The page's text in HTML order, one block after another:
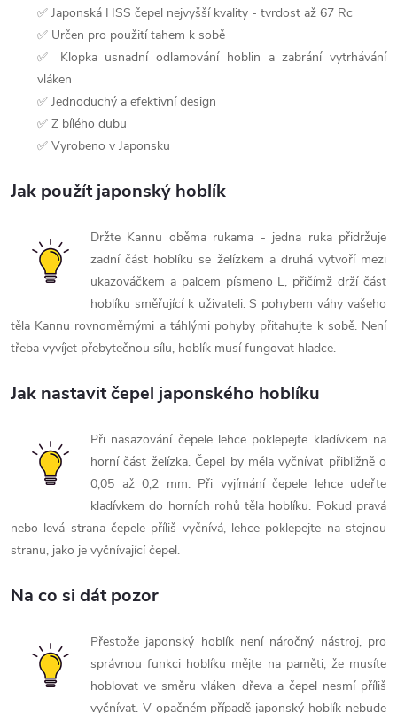
✅ Japonská HSS čepel nejvyšší kvality - tvrdost až 67 Rc
✅ Určen pro použití tahem k sobě
✅ Klopka usnadní odlamování hoblin a zabrání vytrhávání
vláken
✅ Jednoduchý a efektivní design
✅ Z bílého dubu
✅ Vyrobeno v Japonsku
Jak použít japonský hoblík
Držte Kannu oběma rukama - jedna ruka přidržuje
zadní část hoblíku se želízkem a druhá vytvoří mezi
ukazováčkem a palcem písmeno L, přičímž drží část
hoblíku směřující k uživateli. S pohybem váhy vašeho
těla Kannu rovnoměrnými a táhlými pohyby přitahujte k sobě. Není
třeba vyvíjet přebytečnou sílu, hoblík musí fungovat hladce.
Jak nastavit čepel japonského hoblíku
Při nasazování čepele lehce poklepejte kladívkem na
horní část želízka. Čepel by měla vyčnívat přibližně o
0,05 až 0,2 mm. Při vyjímání čepele lehce udeřte
kladívkem do horních rohů těla hoblíku. Pokud pravá
nebo levá strana čepele příliš vyčnívá, lehce poklepejte na stejnou
stranu, jako je vyčnívající čepel.
Na co si dát pozor
Přestože japonský hoblík není náročný nástroj, pro
správnou funkci hoblíku mějte na paměti, že musíte
hoblovat ve směru vláken dřeva a čepel nesmí příliš
vyčnívat. V opačném případě japonský hoblík nebude